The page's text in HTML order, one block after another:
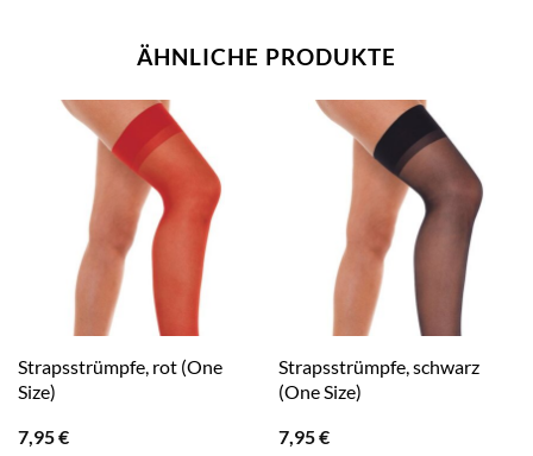
ÄHNLICHE PRODUKTE
Strapsstrümpfe, rot (One
Size)
7,95€
Strapsstrümpfe, schwarz
(One Size)
7,95€